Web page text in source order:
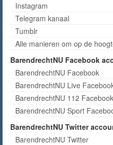
Instagram
Telegram kanaal
Tumblr
Alle manieren om op de
BarendrechtNU Facebook
BarendrechtNU Facebook
BarendrechtNU Live
BarendrechtNU 112 Facebook
BarendrechtNU Sport
BarendrechtNU Twitter
BarendrechtNU Twitter